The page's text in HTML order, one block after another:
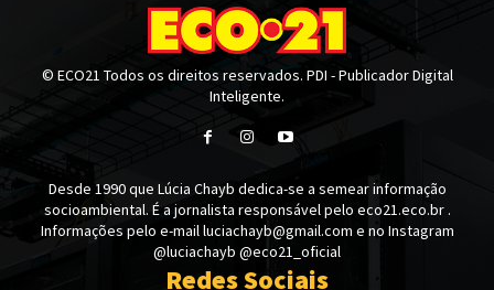
© ECO21 Todos os direitos reservados. PDI - Publicador Digital
Inteligente.
Desde 1990 que Lúcia Chayb dedica-se a semear informação
socioambiental. É a jornalista responsável pelo eco21.eco.br .
Informações pelo e-mail luciachayb@gmail.com e no Instagram
@luciachayb @eco21_oficial
Redes Sociais